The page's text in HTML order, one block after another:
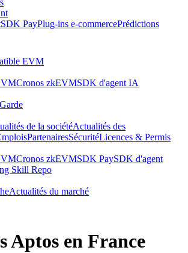
SDK PayPlug-ins e-commercePrédictions
EVM
Cronos zkEVMSDK d'agent IA
Garde
de la sociétéActualités des
PartenairesSécuritéLicences & Permis
Cronos zkEVMSDK PaySDK d'agent
Skill Repo
Actualités du marché
Aptos en France